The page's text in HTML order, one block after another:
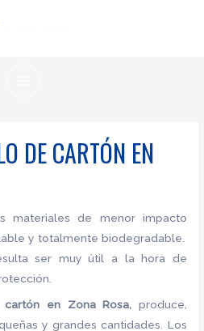
DE CARTÓN EN
materiales de menor impacto
y totalmente biodegradable.
ser muy útil a la hora de
en Zona Rosa, produce,
y grandes cantidades. Los